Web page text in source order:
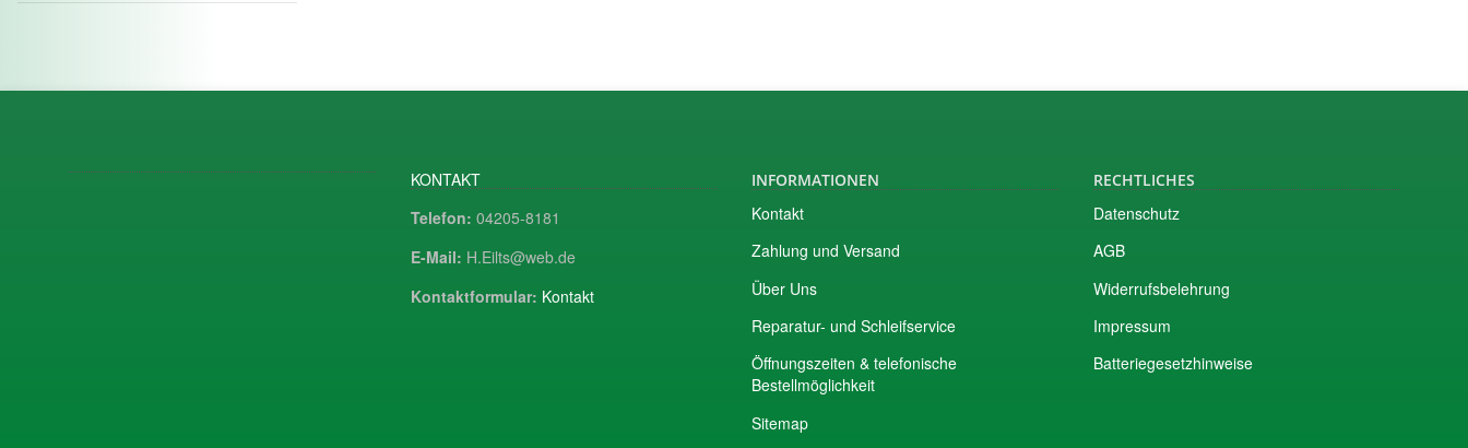
KONTAKT
Telefon: 04205-8181
E-Mail: H.Eilts@web.de
Kontaktformular: Kontakt
INFORMATIONEN
Kontakt
Zahlung und Versand
Über Uns
Reparatur- und Schleifservice
Öffnungszeiten & telefonische
Bestellmöglichkeit
Sitemap
RECHTLICHES
Datenschutz
AGB
Widerrufsbelehrung
Impressum
Batteriegesetzhinweise